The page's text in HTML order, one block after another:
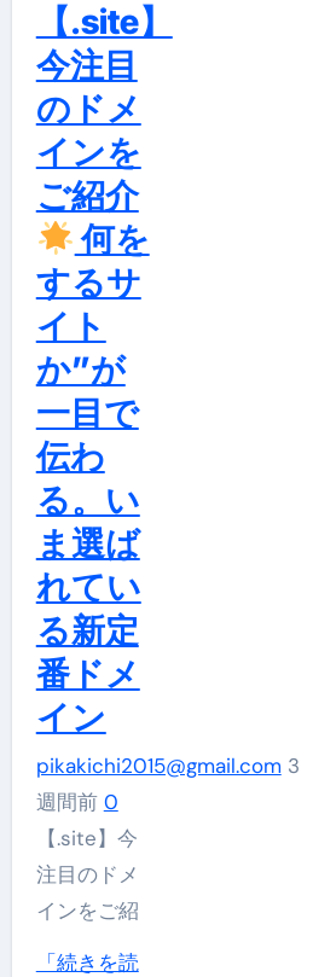
【.site】
今注目
のドメ
インを
ご紹介
何を
するサ
イト
か”が
一目で
伝わ
る。い
ま選ば
れてい
る新定
番ドメ
イン
pikakichi2015@gmail.com3
週間前 0
【.site】今
注目のドメ
インをご紹
「続きを読